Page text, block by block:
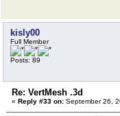
kisly00
Full Member
Posts: 89
Re: VertMesh .3d
« Reply #33 on: September 26,